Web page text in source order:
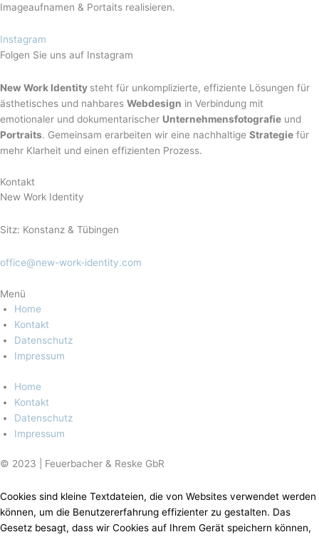
Imageaufnamen & Portaits realisieren.
Instagram
Folgen Sie uns auf Instagram
New Work Identity steht für unkomplizierte, effiziente Lösungen für
ästhetisches und nahbares Webdesign in Verbindung mit
emotionaler und dokumentarischer Unternehmensfotografie und
Portraits. Gemeinsam erarbeiten wir eine nachhaltige Strategie für
mehr Klarheit und einen effizienten Prozess.
Kontakt
New Work Identity
Sitz: Konstanz & Tübingen
office@new-work-identity.com
Menü
Home
Kontakt
Datenschutz
Impressum
Home
Kontakt
Datenschutz
Impressum
© 2023 | Feuerbacher & Reske GbR
Cookies sind kleine Textdateien, die von Websites verwendet werden
können, um die Benutzererfahrung effizienter zu gestalten. Das
Gesetz besagt, dass wir Cookies auf Ihrem Gerät speichern können,